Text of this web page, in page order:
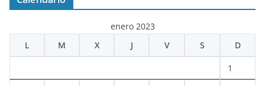
enero 2023
L
M X J V S D
1